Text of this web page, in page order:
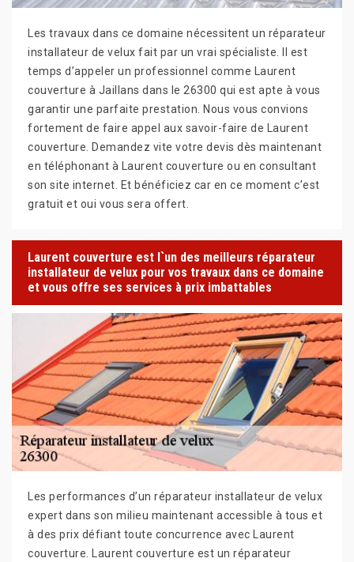
Les travaux dans ce domaine nécessitent un réparateur
installateur de velux fait par un vrai spécialiste. Il est
temps d’appeler un professionnel comme Laurent
couverture à Jaillans dans le 26300 qui est apte à vous
garantir une parfaite prestation. Nous vous convions
fortement de faire appel aux savoir-faire de Laurent
couverture. Demandez vite votre devis dès maintenant
en téléphonant à Laurent couverture ou en consultant
son site internet. Et bénéficiez car en ce moment c’est
gratuit et oui vous sera offert.
Laurent couverture est l`un des meilleurs réparateur
installateur de velux pour vos travaux dans ce domaine
et vous offre ses services à prix imbattables
Les performances d’un réparateur installateur de velux
expert dans son milieu maintenant accessible à tous et
à des prix défiant toute concurrence avec Laurent
couverture. Laurent couverture est un réparateur